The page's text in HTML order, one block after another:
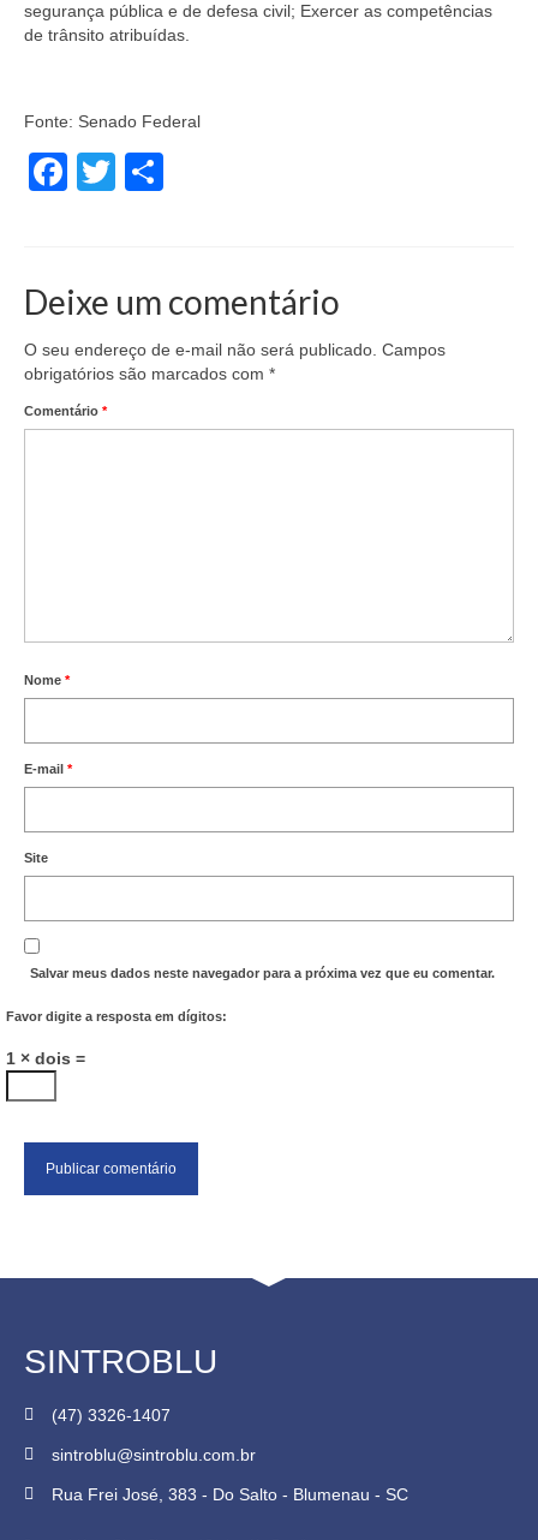
segurança pública e de defesa civil; Exercer as competências
de trânsito atribuídas.
Fonte: Senado Federal
Facebook
Twitter
Deixe um comentário
O seu endereço de e-mail não será publicado. Campos
obrigatórios são marcados com *
Comentário *
Nome *
E-mail *
Site
Salvar meus dados neste navegador para a próxima vez que eu comentar.
Favor digite a resposta em dígitos:
1 × dois =
SINTROBLU
(47) 3326-1407
sintroblu@sintroblu.com.br
Rua Frei José, 383 - Do Salto - Blumenau - SC